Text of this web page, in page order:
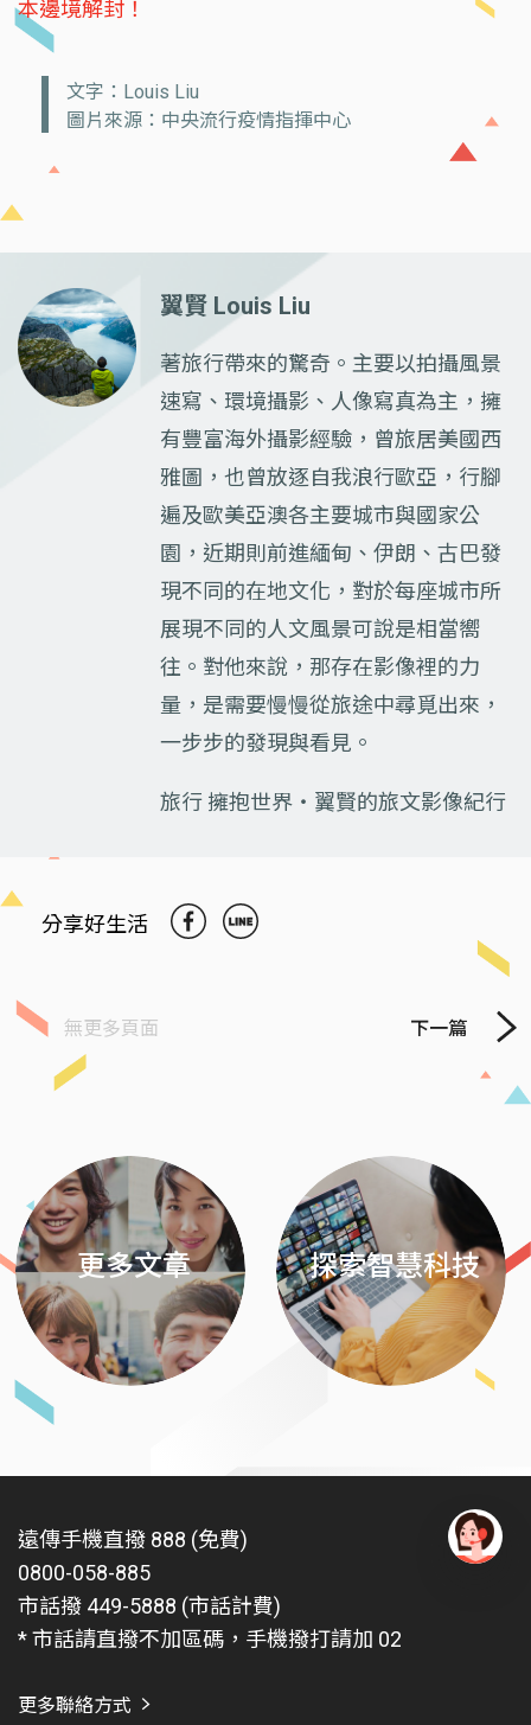
本邊境解封！
文字：Louis Liu
圖片來源：中央流行疫情指揮中心
翼賢 Louis Liu
著旅行帶來的驚奇。主要以拍攝風景
速寫、環境攝影、人像寫真為主，擁
有豐富海外攝影經驗，曾旅居美國西
雅圖，也曾放逐自我浪行歐亞，行腳
遍及歐美亞澳各主要城市與國家公
園，近期則前進緬甸、伊朗、古巴發
現不同的在地文化，對於每座城市所
展現不同的人文風景可說是相當嚮
往。對他來說，那存在影像裡的力
量，是需要慢慢從旅途中尋覓出來，
一步步的發現與看見。
旅行 擁抱世界‧翼賢的旅文影像紀行
分享好生活
無更多頁面 下一篇
更多文章 探索智慧科技
Next
遠傳手機直撥 888 (免費)
0800-058-885
市話撥 449-5888 (市話計費)
* 市話請直撥不加區碼，手機撥打請加 02
更多聯絡方式